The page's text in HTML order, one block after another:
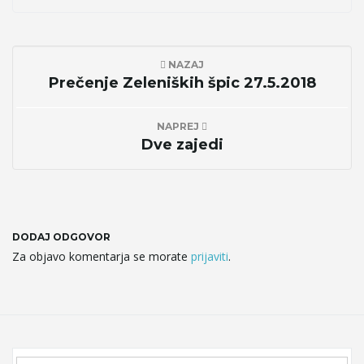
NAZAJ
Prečenje Zeleniških špic 27.5.2018
NAPREJ
Dve zajedi
DODAJ ODGOVOR
Za objavo komentarja se morate prijaviti.